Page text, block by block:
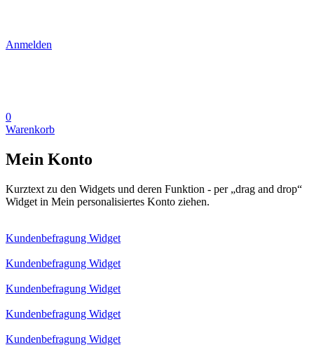
Anmelden
0
Warenkorb
Mein Konto
Kurztext zu den Widgets und deren Funktion - per „drag and drop“
Widget in Mein personalisiertes Konto ziehen.
Kundenbefragung Widget
Kundenbefragung Widget
Kundenbefragung Widget
Kundenbefragung Widget
Kundenbefragung Widget